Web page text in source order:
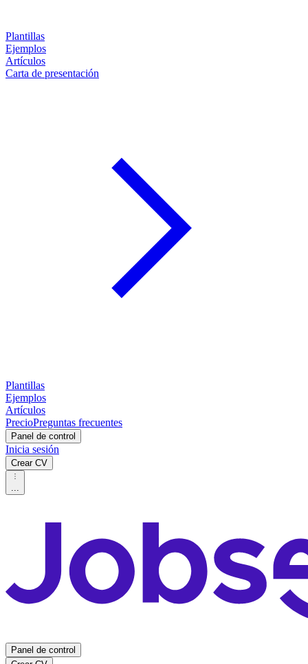
Plantillas
Ejemplos
Artículos
Carta de presentación
Plantillas
Ejemplos
Artículos
PrecioPreguntas frecuentes
Panel de control
Inicia sesión
Crear CV
...
Panel de control